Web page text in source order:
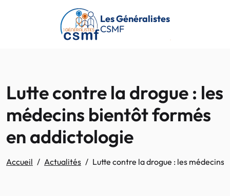
Passer au contenu principal
Les Généralistes
CSMF
Lutte contre la drogue : les
médecins bientôt formés
en addictologie
Accueil Actualités Lutte contre la drogue : les